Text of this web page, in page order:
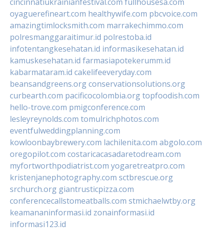
oyaguerefineart.com healthywife.com pbcvoice.com
amazingtimlocksmith.com marrakechimmo.com
polresmanggaraitimur.id polrestoba.id
infotentangkesehatan.id informasikesehatan.id
kamuskesehatan.id farmasiapotekerumm.id
kabarmataram.id cakelifeeveryday.com
beansandgreens.orgconservationsolutions.org
curbearth.com pacificocolombia.orgtopfoodish.com
hello-trove.com pmigconference.com
lesleyreynolds.com tomulrichphotos.com
eventfulweddingplanning.com
kowloonbaybrewery.com lachilenita.com abgolo.com
oregopilot.com costaricacasadaretodream.com
myfortworthpodiatrist.com yogaretreatpro.com
kristenjanephotography.com sctbrescue.org
srchurch.org giantrusticpizza.com
conferencecallstomeatballs.com stmichaelwtby.org
keamananinformasi.id zonainformasi.id
informasi123.id